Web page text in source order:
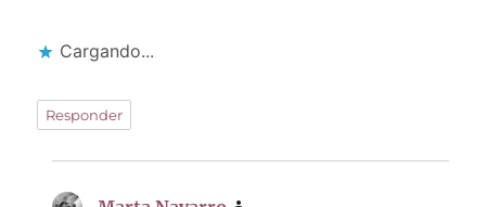
Cargando...
Responder